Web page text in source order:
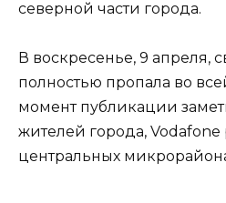
северной части города.
В воскресенье, 9 апреля,
полностью пропала во
момент публикации
жителей города, Vodafone
центральных